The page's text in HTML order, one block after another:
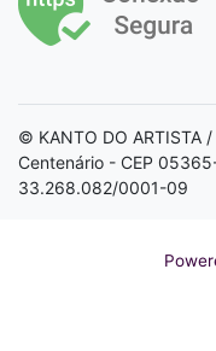
© KANTO DO ARTISTA
Centenário - CEP
33.268.082/0001-09